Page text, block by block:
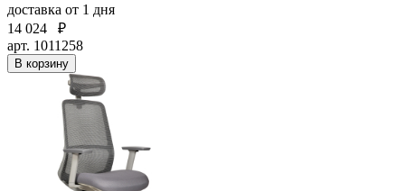
доставка от 1 дня
14 024
₽
арт. 1011258
В корзину